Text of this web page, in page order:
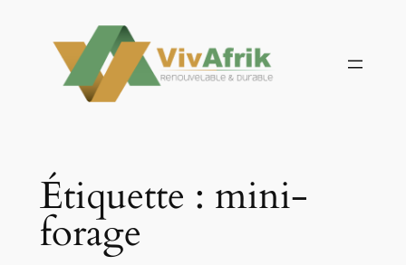
contenu
Étiquette : mini-
forage